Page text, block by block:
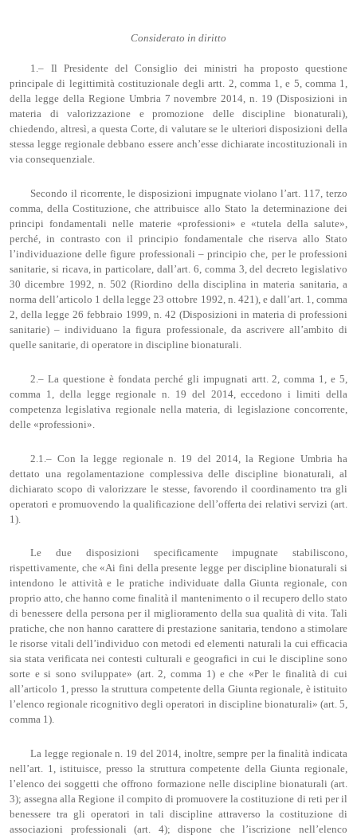
Considerato in diritto
1.– Il Presidente del Consiglio dei ministri ha proposto questione
principale di legittimità costituzionale degli artt. 2, comma 1, e 5, comma 1,
della legge della Regione Umbria 7 novembre 2014, n. 19 (Disposizioni in
materia di valorizzazione e promozione delle discipline bionaturali),
chiedendo, altresì, a questa Corte, di valutare se le ulteriori disposizioni della
stessa legge regionale debbano essere anch’esse dichiarate incostituzionali in
via consequenziale.
Secondo il ricorrente, le disposizioni impugnate violano l’art. 117, terzo
comma, della Costituzione, che attribuisce allo Stato la determinazione dei
principi fondamentali nelle materie «professioni» e «tutela della salute»,
perché, in contrasto con il principio fondamentale che riserva allo Stato
l’individuazione delle figure professionali – principio che, per le professioni
sanitarie, si ricava, in particolare, dall’art. 6, comma 3, del decreto legislativo
30 dicembre 1992, n. 502 (Riordino della disciplina in materia sanitaria, a
norma dell’articolo 1 della legge 23 ottobre 1992, n. 421), e dall’art. 1, comma
2, della legge 26 febbraio 1999, n. 42 (Disposizioni in materia di professioni
sanitarie) – individuano la figura professionale, da ascrivere all’ambito di
quelle sanitarie, di operatore in discipline bionaturali.
2.– La questione è fondata perché gli impugnati artt. 2, comma 1, e 5,
comma 1, della legge regionale n. 19 del 2014, eccedono i limiti della
competenza legislativa regionale nella materia, di legislazione concorrente,
delle «professioni».
2.1.– Con la legge regionale n. 19 del 2014, la Regione Umbria ha
dettato una regolamentazione complessiva delle discipline bionaturali, al
dichiarato scopo di valorizzare le stesse, favorendo il coordinamento tra gli
operatori e promuovendo la qualificazione dell’offerta dei relativi servizi (art.
1).
Le due disposizioni specificamente impugnate stabiliscono,
rispettivamente, che «Ai fini della presente legge per discipline bionaturali si
intendono le attività e le pratiche individuate dalla Giunta regionale, con
proprio atto, che hanno come finalità il mantenimento o il recupero dello stato
di benessere della persona per il miglioramento della sua qualità di vita. Tali
pratiche, che non hanno carattere di prestazione sanitaria, tendono a stimolare
le risorse vitali dell’individuo con metodi ed elementi naturali la cui efficacia
sia stata verificata nei contesti culturali e geografici in cui le discipline sono
sorte e si sono sviluppate» (art. 2, comma 1) e che «Per le finalità di cui
all’articolo 1, presso la struttura competente della Giunta regionale, è istituito
l’elenco regionale ricognitivo degli operatori in discipline bionaturali» (art. 5,
comma 1).
La legge regionale n. 19 del 2014, inoltre, sempre per la finalità indicata
nell’art. 1, istituisce, presso la struttura competente della Giunta regionale,
l’elenco dei soggetti che offrono formazione nelle discipline bionaturali (art.
3); assegna alla Regione il compito di promuovere la costituzione di reti per il
benessere tra gli operatori in tali discipline attraverso la costituzione di
associazioni professionali (art. 4); dispone che l’iscrizione nell’elenco